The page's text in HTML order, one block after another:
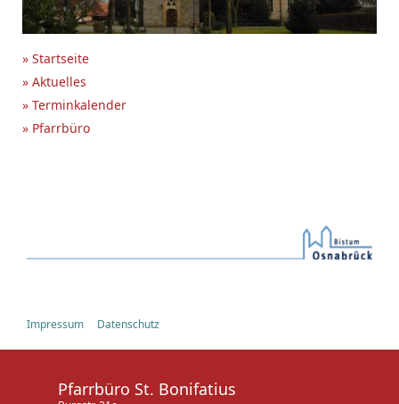
» Startseite
» Aktuelles
» Terminkalender
» Pfarrbüro
Impressum Datenschutz
Pfarrbüro St. Bonifatius